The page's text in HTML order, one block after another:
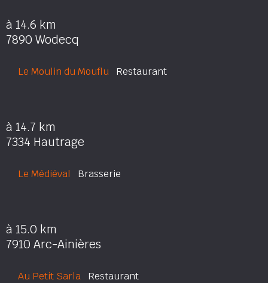
à 14.6 km
7890 Wodecq
Le Moulin du Mouflu Restaurant
à 14.7 km
7334 Hautrage
Le Médiéval Brasserie
à 15.0 km
7910 Arc-Ainières
Au Petit Sarla Restaurant